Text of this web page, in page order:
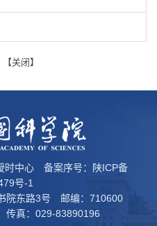
【关闭 】
时中心 备案序号：
陕ICP备
号-1
院东路3号 邮编：710600
真：029-83890196